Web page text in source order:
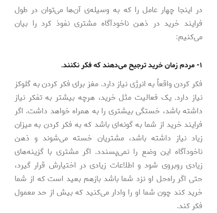
در اینجا چهار عامل را که به وسیله‌ی آن‌ها می‌توان در طول
فرایند خرید در ذهن ناخودآگاه مشتری نفوذ کرد را بیان
می‌کنیم:
۱- مردم زمان خرید ترجیح می‌دهند که فکر نکنند.
فکر کردن واقعاً به انرژی نیاز دارد. مغز برای فکر کردن به گلوکز
نیاز دارد. یک فعالیت مثل خرید، هرچه بیشتر به تفکر نیاز
داشته باشد، خستگی بیشتری را به همراه خواهد داشت. اگر
فرایند خرید از شما به گونه‌ای باشد که به فکر کردن به میزان
زیاد نیاز داشته باشد، مشتریان خسته می‌شوند و ذهن
ناخودآگاه این وضع را نمی‌پسندد. اگر مشتری با گزینه‌های
زیادی روبروی شود و اطلاعات زیادی در اختیارش قرار گیرد،
حتی اگر راه‌حل او نزد شما باشد بازهم بعید است که از شما
خرید کند چون شما او را وادار می‌کنید که بیش از حد معمول
فکر کند.